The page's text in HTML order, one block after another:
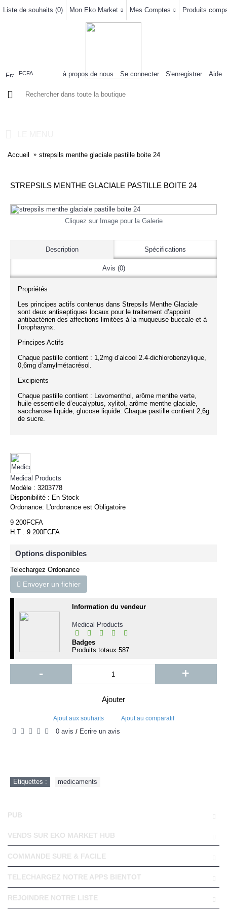
Liste de souhaits (0) Mon Eko Market Mes Comptes Produits
FCFA à propos de nous Se connecter S'enregistrer Aide
Accueil strepsils menthe glaciale pastille boite 24
STREPSILS MENTHE GLACIALE PASTILLE BOITE 24
Cliquez sur Image pour la Galerie
Description Spécifications
Avis (0)
Propriétés
Les principes actifs contenus dans Strepsils Menthe Glaciale
sont deux antiseptiques locaux pour le traitement d’appoint
antibactérien des affections limitées à la muqueuse buccale et à
l’oropharynx.
Principes Actifs
Chaque pastille contient : 1,2mg d’alcool 2.4-dichlorobenzylique,
0,6mg d’amylmétacrésol.
Excipients
Chaque pastille contient : Levomenthol, arôme menthe verte,
huile essentielle d’eucalyptus, xylitol, arôme menthe glaciale,
saccharose liquide, glucose liquide. Chaque pastille contient 2,6g
de sucre.
Medical Products
Modèle : 3203778
Disponibilité : En Stock
Ordonance: L'ordonance est Obligatoire
9 200FCFA
H.T : 9 200FCFA
Options disponibles
Telechargez Ordonance
Envoyer un fichier
Information du vendeur
Medical Products
Badges
Produits totaux 587
- +
Ajouter
Ajout aux souhaits Ajout au comparatif
0 avis / Écrire un avis
Etiquettes : medicaments
PUB
VENDS SUR EKO MARKET HUB
COMMANDE SURE & FACILE
TELECHARGEZ NOTRE APPS BIENTOT
REJOINDRE NOTRE LISTE